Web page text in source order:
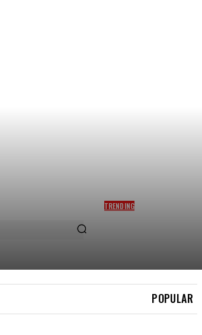
TRENDING
POPULAR